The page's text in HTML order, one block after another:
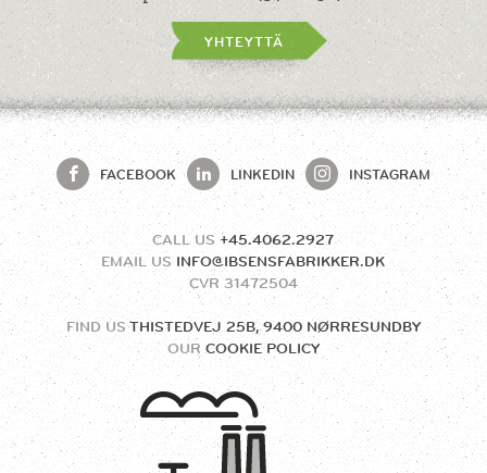
YHTEYTTÄ
FACEBOOK LINKEDIN INSTAGRAM
CALL US +45.4062.2927
EMAIL US INFO@IBSENSFABRIKKER.DK
OUR COOKIE POLICY
FIND US THISTEDVEJ 25B, 9400 NØRRESUNDBY
CVR 31472504